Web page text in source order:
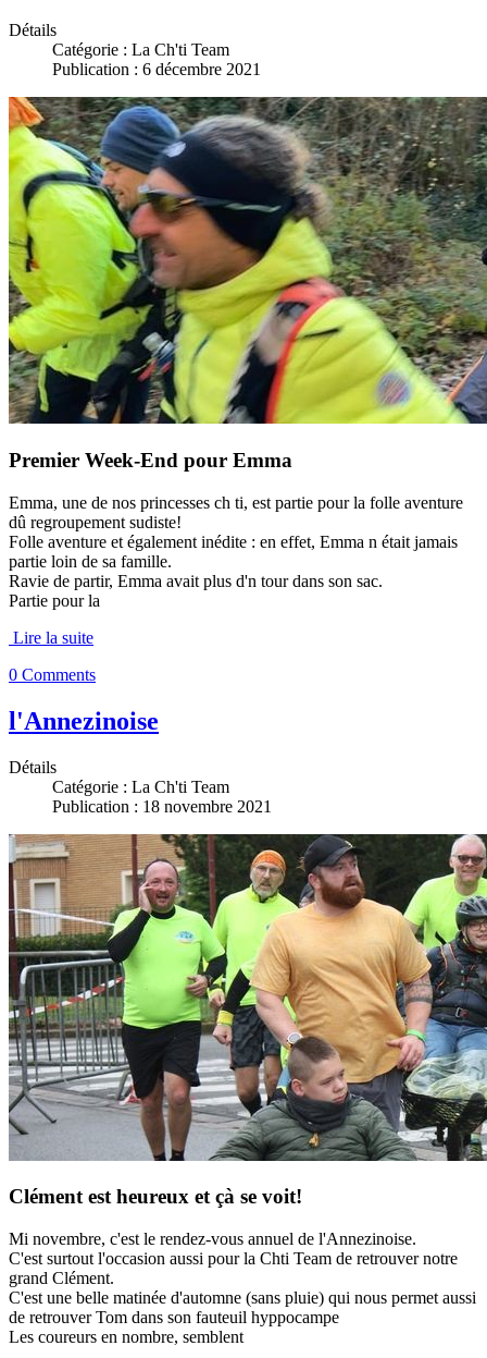
Détails
Catégorie : La Ch'ti Team
Publication : 6 décembre 2021
Premier Week-End pour Emma
Emma, une de nos princesses ch ti, est partie pour la folle aventure
dû regroupement sudiste!
Folle aventure et également inédite : en effet, Emma n était jamais
partie loin de sa famille.
Ravie de partir, Emma avait plus d'n tour dans son sac.
Partie pour la
Lire la suite
0 Comments
l'Annezinoise
Détails
Catégorie : La Ch'ti Team
Publication : 18 novembre 2021
Clément est heureux et çà se voit!
Mi novembre, c'est le rendez-vous annuel de l'Annezinoise.
C'est surtout l'occasion aussi pour la Chti Team de retrouver notre
grand Clément.
C'est une belle matinée d'automne (sans pluie) qui nous permet aussi
de retrouver Tom dans son fauteuil hyppocampe
Les coureurs en nombre, semblent